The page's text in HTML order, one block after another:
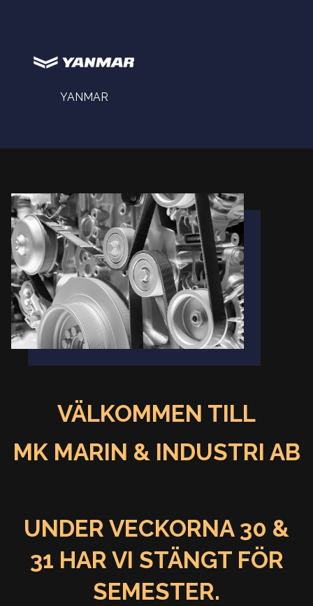
YANMAR
VÄLKOMMEN TILL
MK MARIN & INDUSTRI AB
UNDER VECKORNA 30 &
31 HAR VI STÄNGT FÖR
SEMESTER.